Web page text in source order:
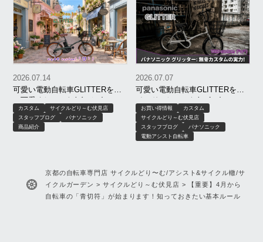
可愛い電動自転車GLITTERを更
に可愛くしてみた(●´ω｀●)
2026.07.14
カスタム
サイクルどり～む伏見店
スタッフブログ
パナソニック
商品紹介
可愛い電動自転車GLITTERをワ
イルドにしてみた(。-`ω-)
2026.07.07
お買い得情報
カスタム
サイクルどり～む伏見店
スタッフブログ
パナソニック
電動アシスト自転車
京都の自転車専門店 サイクルどり〜む/アシスト&サイクル轍/サ
イクルガーデン > サイクルどり～む伏見店 >
【重要】4月から
自転車の「青切符」が始まります！知っておきたい基本ルール